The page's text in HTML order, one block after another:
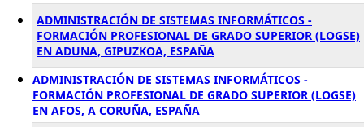
ADMINISTRACIÓN DE SISTEMAS INFORMÁTICOS -
FORMACIÓN PROFESIONAL DE GRADO SUPERIOR (LOGSE)
EN ADUNA, GIPUZKOA, ESPAÑA
ADMINISTRACIÓN DE SISTEMAS INFORMÁTICOS -
FORMACIÓN PROFESIONAL DE GRADO SUPERIOR (LOGSE)
EN AFOS, A CORUÑA, ESPAÑA